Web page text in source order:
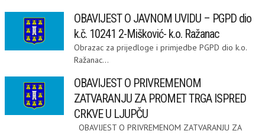
OBAVIJEST O JAVNOM UVIDU – PGPD dio
k.č. 10241 2-Mišković- k.o. Ražanac
Obrazac za prijedloge i primjedbe PGPD dio k.o.
Ražanac...
OBAVIJEST O PRIVREMENOM
ZATVARANJU ZA PROMET TRGA ISPRED
CRKVE U LJUPČU
OBAVIJEST O PRIVREMENOM ZATVARANJU ZA